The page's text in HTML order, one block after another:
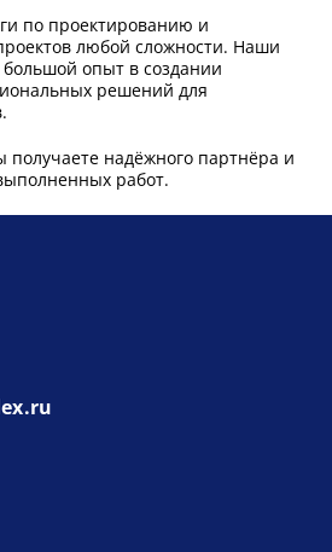
по проектированию и
любой сложности. Наши
опыт в создании
решений для
надёжного партнёра и
работ.